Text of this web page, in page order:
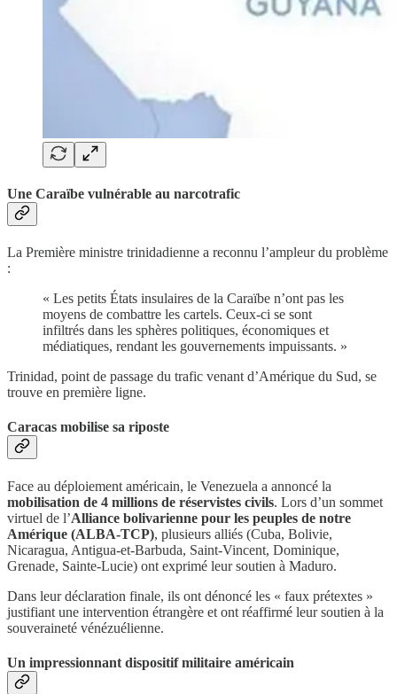
Une Caraïbe vulnérable au narcotrafic
La Première ministre trinidadienne a reconnu l’ampleur du problème
:
« Les petits États insulaires de la Caraïbe n’ont pas les
moyens de combattre les cartels. Ceux-ci se sont
infiltrés dans les sphères politiques, économiques et
médiatiques, rendant les gouvernements impuissants. »
Trinidad, point de passage du trafic venant d’Amérique du Sud, se
trouve en première ligne.
Caracas mobilise sa riposte
Face au déploiement américain, le Venezuela a annoncé la
mobilisation de 4 millions de réservistes civils. Lors d’un sommet
virtuel de l’Alliance bolivarienne pour les peuples de notre
Amérique (ALBA-TCP), plusieurs alliés (Cuba, Bolivie,
Nicaragua, Antigua-et-Barbuda, Saint-Vincent, Dominique,
Grenade, Sainte-Lucie) ont exprimé leur soutien à Maduro.
Dans leur déclaration finale, ils ont dénoncé les « faux prétextes »
justifiant une intervention étrangère et ont réaffirmé leur soutien à la
souveraineté vénézuélienne.
Un impressionnant dispositif militaire américain